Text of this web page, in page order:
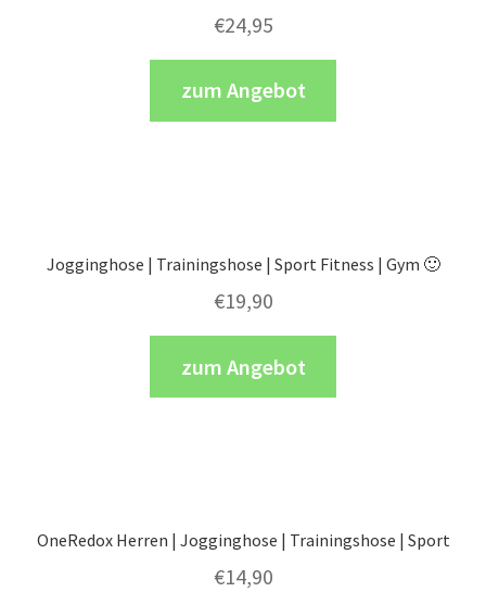
€24,95
zum Angebot
Jogginghose | Trainingshose | Sport Fitness | Gym 🙂
€19,90
zum Angebot
OneRedox Herren | Jogginghose | Trainingshose | Sport
€14,90